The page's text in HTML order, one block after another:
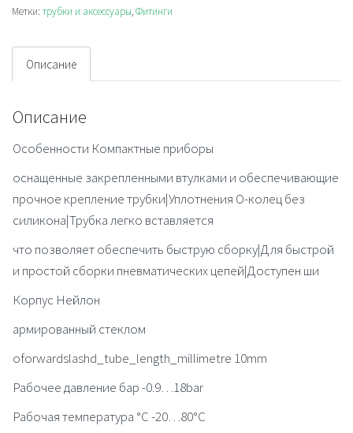
Метки: трубки и аксессуары,Фитинги
Описание
Описание
Особенности Компактные приборы
оснащенные закрепленными втулками и обеспечивающие
прочное крепление трубки|Уплотнения О-колец без
силикона|Трубка легко вставляется
что позволяет обеспечить быструю сборку|Для быстрой
и простой сборки пневматических цепей|Доступен ши
Корпус Нейлон
армированный стеклом
oforwardslashd_tube_length_millimetre 10mm
Рабочее давление бар -0.9…18bar
Рабочая температура °C -20…80°C